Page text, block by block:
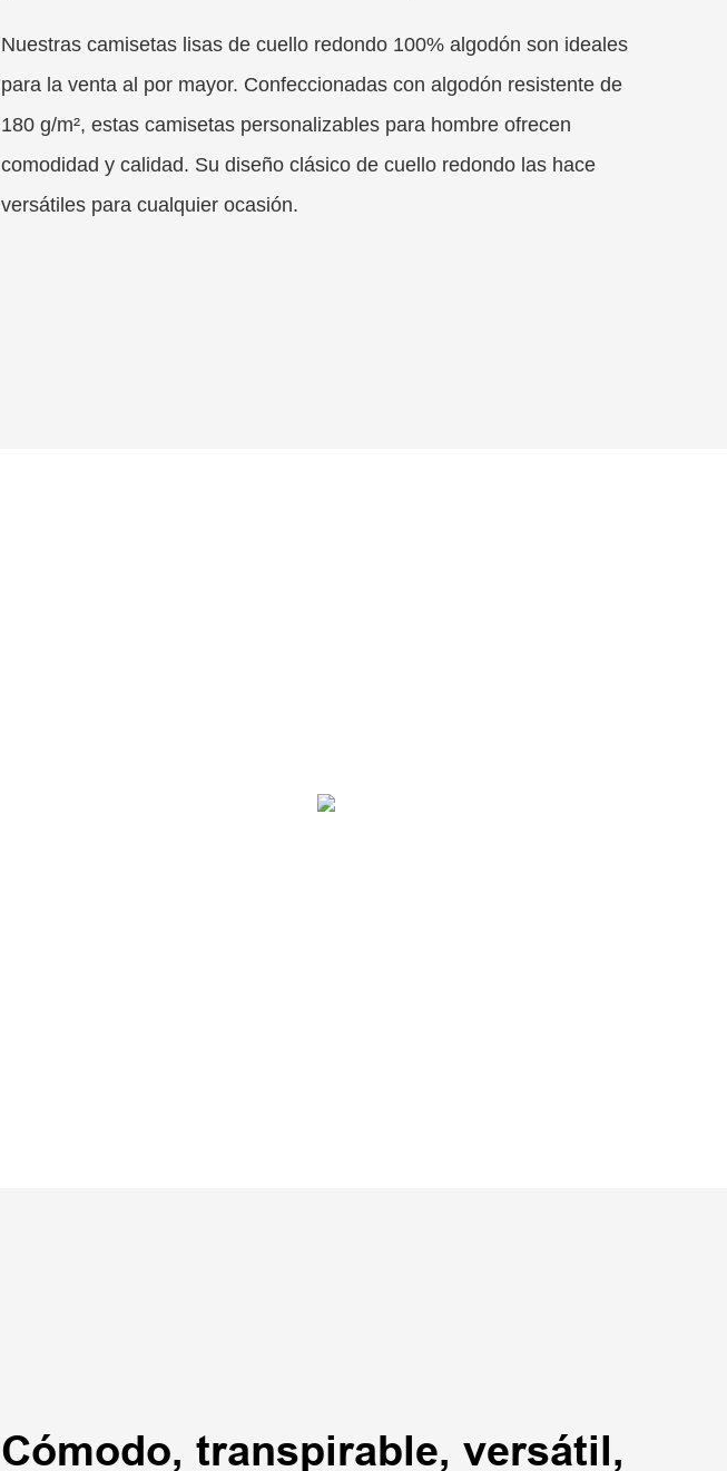
Nuestras camisetas lisas de cuello redondo 100% algodón son ideales
para la venta al por mayor. Confeccionadas con algodón resistente de
180 g/m², estas camisetas personalizables para hombre ofrecen
comodidad y calidad. Su diseño clásico de cuello redondo las hace
versátiles para cualquier ocasión.
Cómodo, transpirable, versátil,